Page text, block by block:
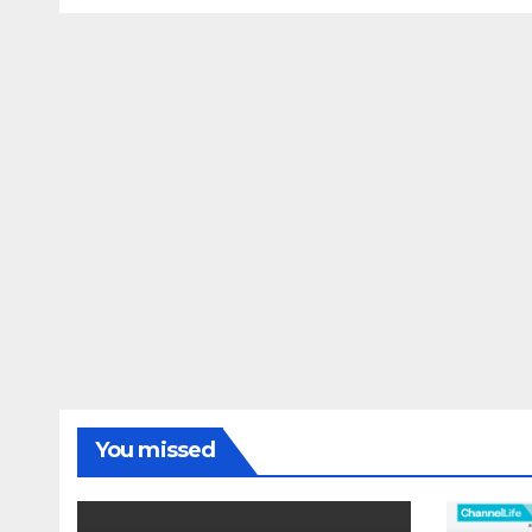
You missed